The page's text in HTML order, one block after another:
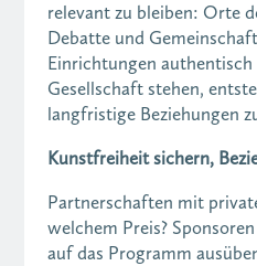
relevant zu bleiben: Orte
Debatte und
Einrichtungen
Gesellschaft stehen,
langfristige Beziehungen
Kunstfreiheit sichern,
Partnerschaften mit
welchem Preis?
auf das Programm